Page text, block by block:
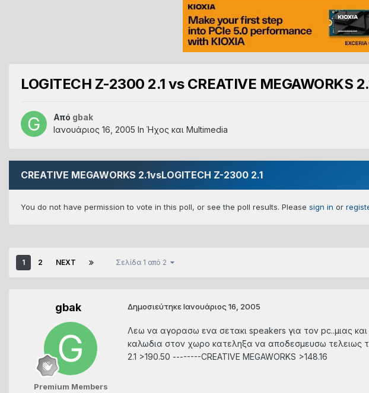
LOGITECH Z-2300 2.1 vs CREATIVE MEGAWORKS
Από gbak
Ιανουάριος 16, 2005 In Ήχος και Multimedia
CREATIVE MEGAWORKS 2.1vsLOGITECH Z-2300 2.1
You do not have permission to vote in this poll, or see the poll results. Please sign in or
1 2 NEXT Σελίδα 1 από 2
gbak
Premium Members
ΔημοσιεύτηκεΙανουάριος 16, 2005
Λεω να αγορασω ενα σετακι speakers για τον pc..μιας
καλωδια στον χωρο κατεληξα να αποδεσμευσω τελειως το
2.1 >190.50 --------CREATIVE MEGAWORKS >148.16